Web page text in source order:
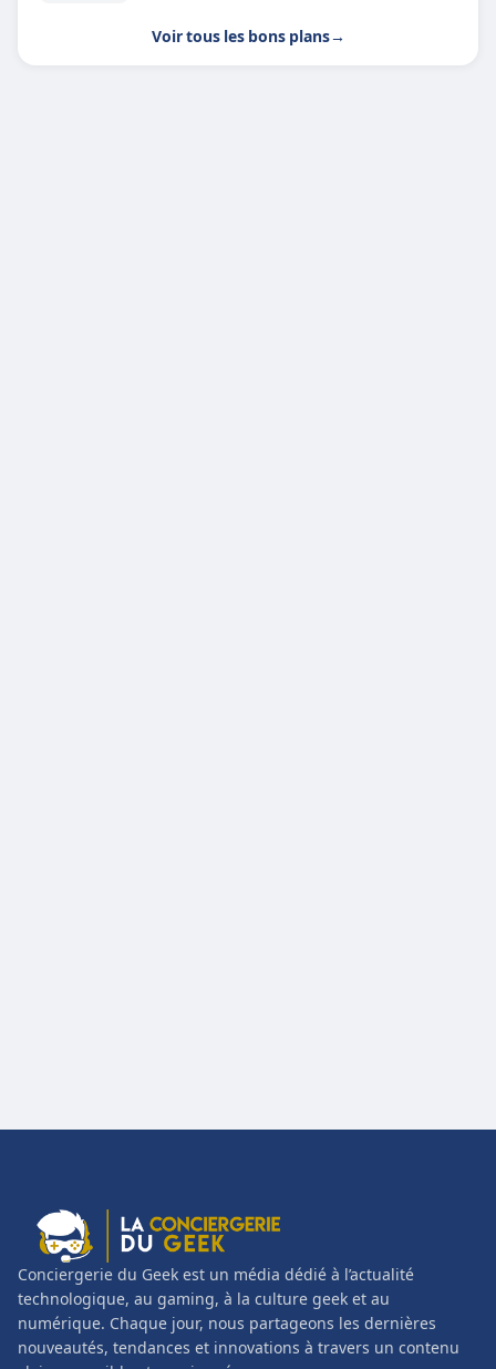
Voir tous les bons plans→
Conciergerie du Geek est un média dédié à l’actualité
technologique, au gaming, à la culture geek et au
numérique. Chaque jour, nous partageons les dernières
nouveautés, tendances et innovations à travers un contenu